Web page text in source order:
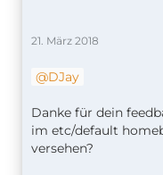
21. März 2018
DJay
Danke für dein
im etc/default
versehen?